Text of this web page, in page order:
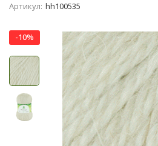
Артикул: hh100535
-10%